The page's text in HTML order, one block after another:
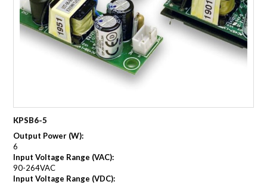
KPSB6-5
Output Power (W):
6
Input Voltage Range (VAC):
90-264VAC
Input Voltage Range (VDC):